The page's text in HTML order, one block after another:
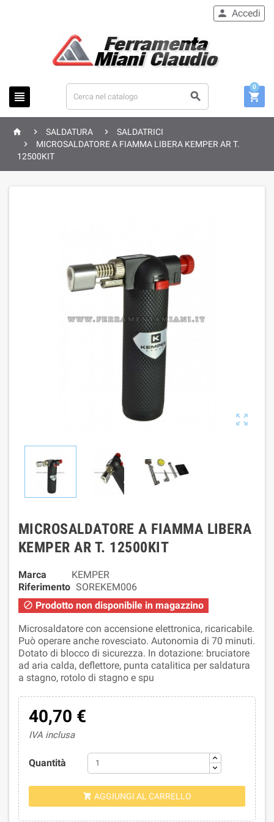
 
 Accedi

0
  SALDATURA 
SALDATRICI

MICROSALDATORE A FIAMMA LIBERA KEMPER AR T.
12500KIT

MICROSALDATORE A FIAMMA LIBERA
KEMPER AR T. 12500KIT
Marca
KEMPER
Riferimento SOREKEM006
 Prodotto non disponibile in magazzino
Microsaldatore con accensione elettronica, ricaricabile.
Può operare anche rovesciato. Autonomia di 70 minuti.
Dotato di blocco di sicurezza. In dotazione: bruciatore
ad aria calda, deflettore, punta catalitica per saldatura
a stagno, rotolo di stagno e spu
40,70 €
IVA inclusa
Quantità
 AGGIUNGI AL CARRELLO